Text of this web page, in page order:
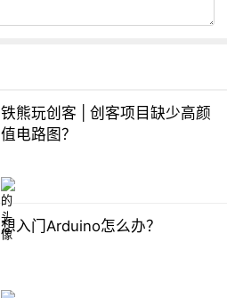
铁熊玩创客 | 创客项目缺少高颜
值电路图？
想入门Arduino怎么办？